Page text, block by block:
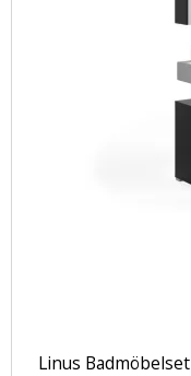
Linus